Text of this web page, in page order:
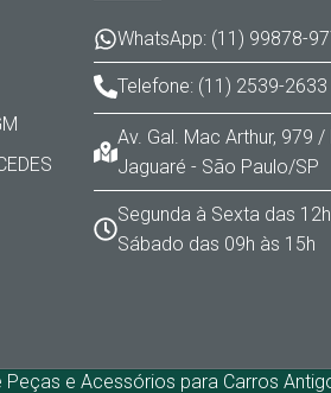
WhatsApp: (11) 99878-
Telefone: (11) 2539-2633
Av. Gal. Mac Arthur, 979 /
Jaguaré - São Paulo/SP
Segunda à Sexta das
Sábado das 09h às 15h
e Acessórios para Carros